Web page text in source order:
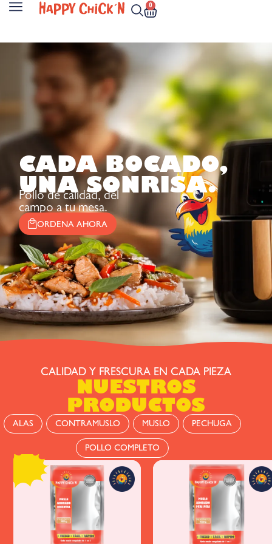
0
CADA BOCADO,
UNA SONRISA.
Pollo de calidad, del
campo a tu mesa.
ORDENA AHORA
CALIDAD Y FRESCURA EN CADA PIEZA
NUESTROS
PRODUCTOS
ALAS CONTRAMUSLO MUSLO PECHUGA
POLLO COMPLETO